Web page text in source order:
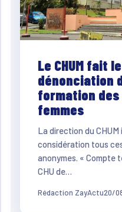
Le CHUM fait
dénonciation
formation
femmes
La direction du
considération tous
anonymes. « Compte
CHU de…
Rédaction ZayActu20/08